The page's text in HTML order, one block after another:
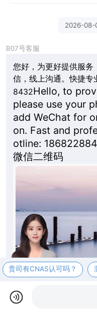
2026-08-
B07号客服
您好，为更好提供服务
信，线上沟通。快捷
8432Hello, to
please use your
add WeChat for
on. Fast and
otline:
微信二维码
贵司有CNAS认可吗？